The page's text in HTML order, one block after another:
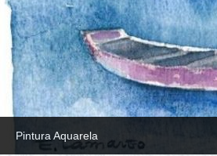
Pintura Aquarela